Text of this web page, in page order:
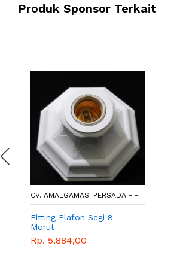
Produk Sponsor Terkait
CV. AMALGAMASI PERSADA - -
Fitting Plafon Segi 8
Morut
Rp. 5.884,00